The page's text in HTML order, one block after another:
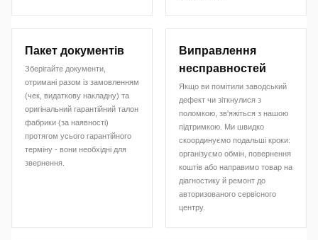
Пакет документів
Зберігайте документи,
отримані разом із замовленням
(чек, видаткову накладну) та
оригінальний гарантійний талон
фабрики (за наявності)
протягом усього гарантійного
терміну - вони необхідні для
звернення.
Виправлення
несправностей
Якщо ви помітили заводський
дефект чи зіткнулися з
поломкою, зв'яжіться з нашою
підтримкою. Ми швидко
скоординуємо подальші кроки:
організуємо обмін, повернення
коштів або направимо товар на
діагностику й ремонт до
авторизованого сервісного
центру.